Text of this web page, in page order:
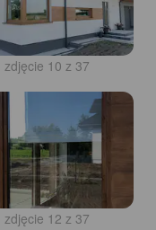
zdjęcie 10 z 37
zdjęcie 12 z 37